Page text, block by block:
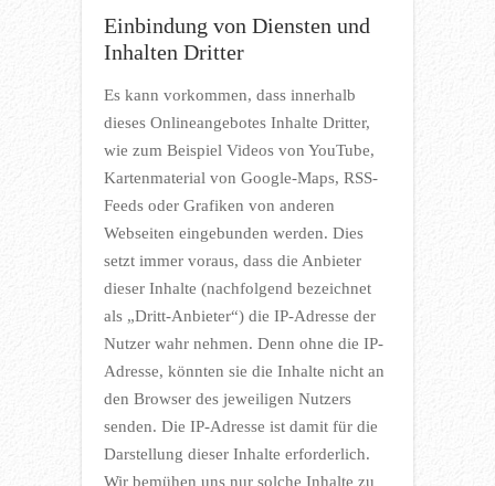
Einbindung von Diensten und
Inhalten Dritter
Es kann vorkommen, dass innerhalb
dieses Onlineangebotes Inhalte Dritter,
wie zum Beispiel Videos von YouTube,
Kartenmaterial von Google-Maps, RSS-
Feeds oder Grafiken von anderen
Webseiten eingebunden werden. Dies
setzt immer voraus, dass die Anbieter
dieser Inhalte (nachfolgend bezeichnet
als „Dritt-Anbieter“) die IP-Adresse der
Nutzer wahr nehmen. Denn ohne die IP-
Adresse, könnten sie die Inhalte nicht an
den Browser des jeweiligen Nutzers
senden. Die IP-Adresse ist damit für die
Darstellung dieser Inhalte erforderlich.
Wir bemühen uns nur solche Inhalte zu